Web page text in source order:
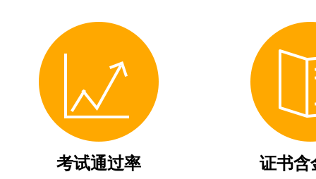
考试通过率 证书含